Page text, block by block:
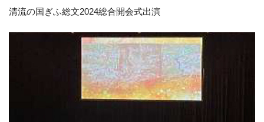
清流の国ぎふ総文2024総合開会式出演